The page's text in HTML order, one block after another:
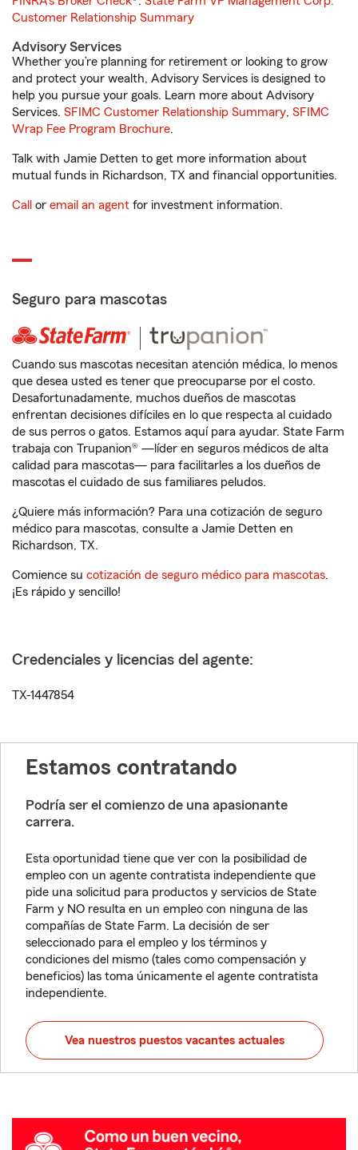
Customer Relationship Summary
Advisory Services
Whether you’re planning for retirement or looking to grow
and protect your wealth, Advisory Services is designed to
help you pursue your goals. Learn more about Advisory
Services. SFIMC Customer Relationship Summary, SFIMC
Wrap Fee Program Brochure.
Talk with Jamie Detten to get more information about
mutual funds in Richardson, TX and financial opportunities.
Call or email an agent for investment information.
Seguro para mascotas
Cuando sus mascotas necesitan atención médica, lo menos
que desea usted es tener que preocuparse por el costo.
Desafortunadamente, muchos dueños de mascotas
enfrentan decisiones difíciles en lo que respecta al cuidado
de sus perros o gatos. Estamos aquí para ayudar. State Farm
trabaja con Trupanion® —líder en seguros médicos de alta
calidad para mascotas— para facilitarles a los dueños de
mascotas el cuidado de sus familiares peludos.
¿Quiere más información? Para una cotización de seguro
médico para mascotas, consulte a Jamie Detten en
Richardson, TX.
Comience su cotización de seguro médico para mascotas.
¡Es rápido y sencillo!
Credenciales y licencias del agente:
TX-1447854
Estamos contratando
Podría ser el comienzo de una apasionante
carrera.
Esta oportunidad tiene que ver con la posibilidad de
empleo con un agente contratista independiente que
pide una solicitud para productos y servicios de State
Farm y NO resulta en un empleo con ninguna de las
compañías de State Farm. La decisión de ser
seleccionado para el empleo y los términos y
condiciones del mismo (tales como compensación y
beneficios) las toma únicamente el agente contratista
independiente.
Vea nuestros puestos vacantes actuales